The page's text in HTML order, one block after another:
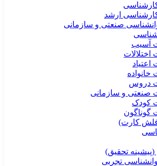
ارشد
صنعتی و سازمانی
آسیب
اختلالات
اعتیاد
خانواده
دروس
صنعتی و سازمانی
کودک
گوناگون
کارت)
تحقیق)
تجربی